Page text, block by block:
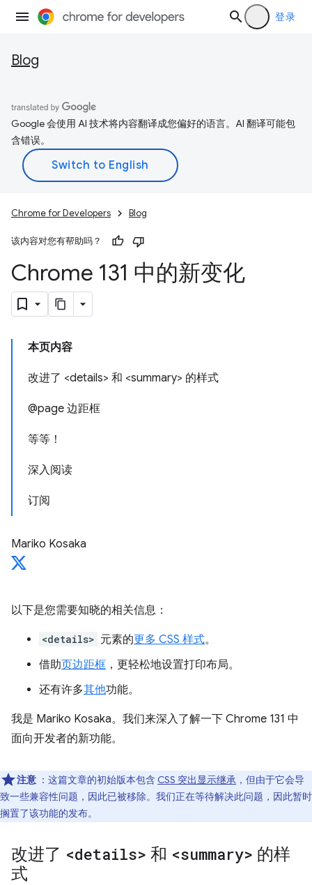
登录
Blog
Google 会使用 AI 技术将内容翻译成您偏好的语言。AI 翻译可能包
含错误。
Chrome for Developers Blog
该内容对您有帮助吗？
Chrome 131 中的新变化
本页内容
改进了 <details> 和 <summary> 的样式
@page 边距框
等等！
深入阅读
订阅
Mariko Kosaka
以下是您需要知晓的相关信息：
<details> 元素的更多 CSS 样式。
借助页边距框 ，更轻松地设置打印布局。
还有许多其他功能。
我是 Mariko Kosaka。我们来深入了解一下 Chrome 131 中
面向开发者的新功能。
注意 ：这篇文章的初始版本包含 CSS 突出显示继承 ，但由于它会导
致一些兼容性问题，因此已被移除。我们正在等待解决此问题，因此暂时
搁置了该功能的发布。
改进了 <details> 和 <summary> 的样
式